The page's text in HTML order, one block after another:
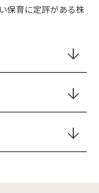
保育に定評がある株